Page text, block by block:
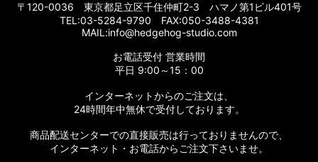
〒120-0036 東京都足立区千住仲町2-3 ハマノ第1ビル401号
TEL:03-5284-9790 FAX:050-3488-4381
MAIL:info@hedgehog-studio.com
お電話受付 営業時間
平日 9:00～15：00
インターネットからのご注文は、
24時間年中無休で受付しております。
商品配送センターでの直接販売は行っておりませんので、
インターネット・お電話からご注文下さいませ。